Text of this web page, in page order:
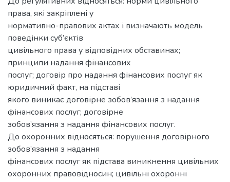
права, які закріплені у
нормативно-правових актах і визначають модель
поведінки суб’єктів
цивільного права у відповідних обставинах;
принципи надання фінансових
послуг; договір про надання фінансових послуг як
юридичний факт, на підставі
якого виникає договірне зобов’язання з надання
фінансових послуг; договірне
зобов’язання з надання фінансових послуг.
До охоронних відносяться: порушення договірного
зобов’язання з надання
фінансових послуг як підстава виникнення цивільних
охоронних правовідносин; цивільні охоронні